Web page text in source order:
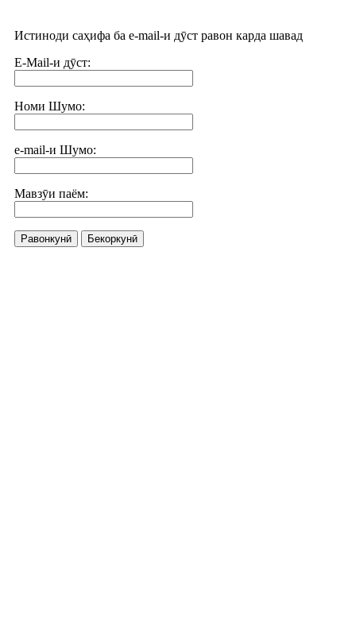
Истиноди саҳифа ба e-mail-и дӯст равон карда шавад
E-Mail-и дӯст:
Номи Шумо:
e-mail-и Шумо:
Мавзӯи паём:
Равонкунӣ Бекоркунӣ